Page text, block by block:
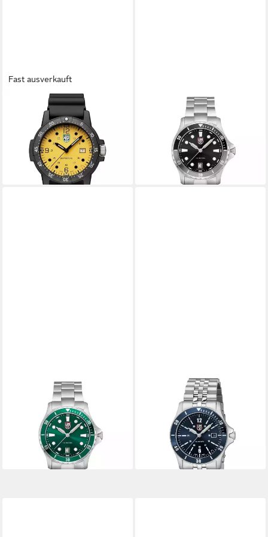
Fast ausverkauft
Quarzuhr X2.2005
ab 211,00 € UVP325,00 €
lieferbar - in 2-3 Werktagen bei dir
Schweizer Uhr Sport Timer
0910 Series
ab 298,40 € UVP545,00 €
lieferbar - in 2-3 Werktagen bei dir
Schweizer Uhr Sports Timer
0910 Series
ab 297,20 € UVP545,00 €
lieferbar - in 2-3 Werktagen bei dir
Schweizer Uhr Sport Timer
0910 Serie
ab 297,20 € UVP545,00 €
lieferbar - in 2-3 Werktagen bei dir